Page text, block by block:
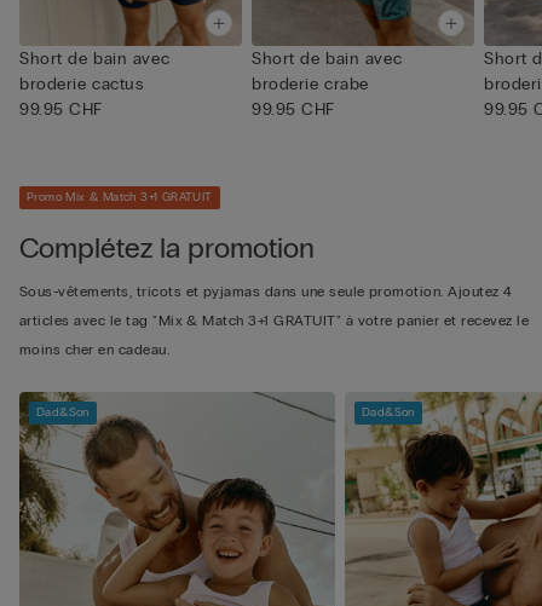
Short de bain avec
broderie cactus
99.95 CHF
Short de bain avec
broderie crabe
99.95 CHF
Short
99.95
Promo Mix & Match 3+1 GRATUIT
Complétez la promotion
Sous-vêtements, tricots et pyjamas dans une seule promotion. Ajoutez 4
articles avec le tag "Mix & Match 3+1 GRATUIT" à votre panier et recevez le
moins cher en cadeau.
Dad&Son Dad&Son